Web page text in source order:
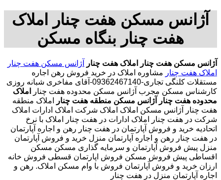
آژانس مسکن هفت چنار املاک
هفت چنار بنگاه مسکن
آژانس مسکن هفت چنار املاک هفت چنار
آژانس مسکن هفت چنار
املاک هفت چنار مشاوره املاک در خرید فروش رهن اجاره
مستقلات کلنگی تجاری-09362467140-آقای مفاخری شبانه روزی
کارشناس مسکن مجرب آژانس مسکن محدوده هفت چنار
املاک
محدوده هفت چنار
آژانس مسکن منطقه هفت چنار
املاک منطقه
هفت چنار آژانس مسکن املاک املاک شرکت املاک ادارات املاک
شرکت در هفت چنار املاک ادارات در هفت چنار املاک با نرخ
اتحادیه خرید و فروش آپارتمان در هفت چنار رهن و اجاره آپارتمان
در هفت چنار رهن و اجاره آپارتمان منزل خرید و فروش آپارتمان
منزل پیش فروش آپارتمان و سرمایه گذاری مسکن مسکن
اقساطی پیش فروش مسکن فروش اپارتمان قسطی فروش خانه
ارزان خرید و فروش آپارتمان فروش با وام مسکن املاک. رهن و
اجاره آپارتمان منزل در هفت چنار